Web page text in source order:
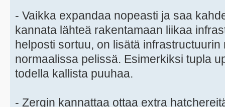
- Vaikka expandaa nopeasti ja saa
kannata lähteä rakentamaan liikaa
helposti sortuu, on lisätä
normaalissa pelissä. Esimerkiksi tupla
todella kallista puuhaa.
- Zergin kannattaa ottaa extra